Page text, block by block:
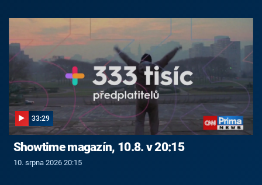
33:29
Showtime magazín, 10.8. v 20:15
10. srpna 2026 20:15